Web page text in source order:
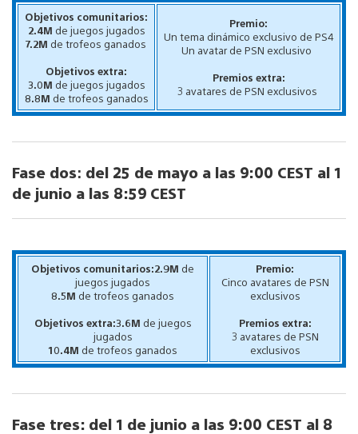
Objetivos comunitarios:
2.4M de juegos jugados
7.2M de trofeos ganados
Objetivos extra:
3.0M de juegos jugados
8.8M de trofeos ganados
Premio:
Un tema dinámico exclusivo de PS4
Un avatar de PSN exclusivo
Premios extra:
3 avatares de PSN exclusivos
Fase dos: del 25 de mayo a las 9:00 CEST al 1
de junio a las 8:59 CEST
Objetivos comunitarios:2.9M de
juegos jugados
8.5M de trofeos ganados
Objetivos extra:3.6M de juegos
jugados
10.4M de trofeos ganados
Premio:
Cinco avatares de PSN
exclusivos
Premios extra:
3 avatares de PSN
exclusivos
Fase tres: del 1 de junio a las 9:00 CEST al 8